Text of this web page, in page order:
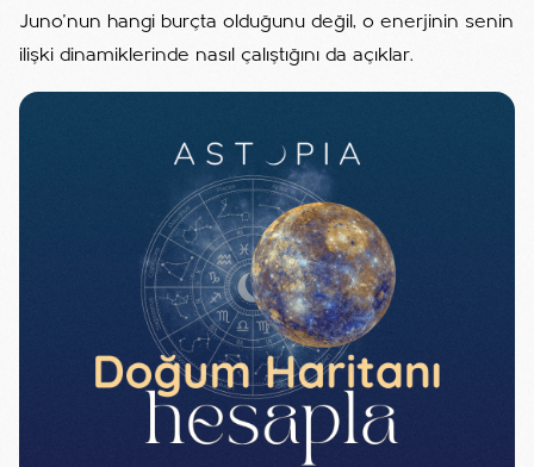
Juno’nun hangi burçta olduğunu değil, o enerjinin senin
ilişki dinamiklerinde nasıl çalıştığını da açıklar.